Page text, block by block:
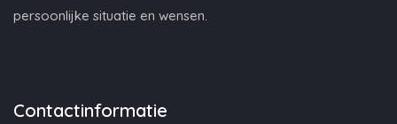
persoonlijke situatie en wensen.
Contactinformatie